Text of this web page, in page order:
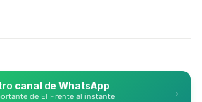
canal de WhatsApp
de El Frente al instante →